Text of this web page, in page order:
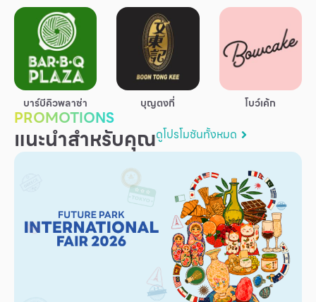
ข้อเสนอพิเศษ
สำหรับนักท่องเที่ยว
มีอะไรใหม่
แผนผังร้านค้า
บริการ
เพื่อสังคม
ฟิวเจอร์ซิตี้
ผู้เช่าพื้นที่
บาร์บีคิวพลาซ่า บุญตงกี่ โบว์เค้ก
PROMOTIONS
แนะนำสำหรับคุณดูโปรโมชันทั้งหมด